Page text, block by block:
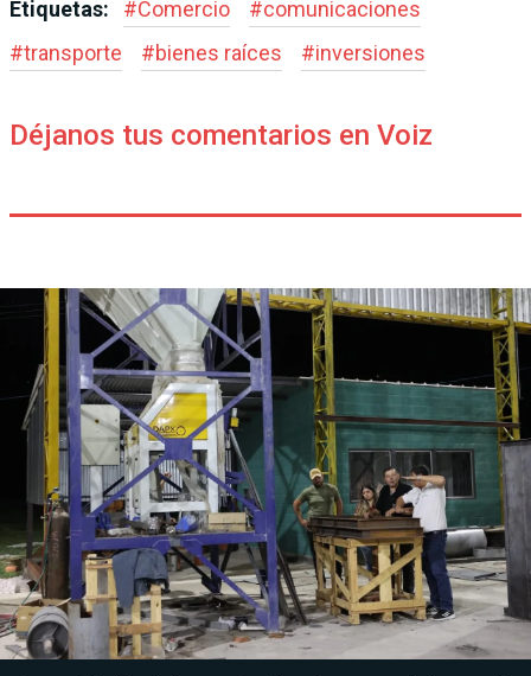
Etiquetas: #Comercio #comunicaciones
#transporte #bienes raíces #inversiones
Déjanos tus comentarios en Voiz